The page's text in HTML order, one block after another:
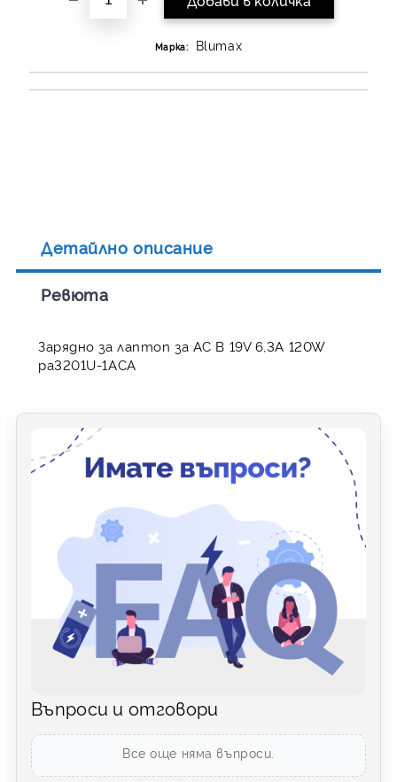
Марка: Blumax
Детайлно описание
Ревюта
Зарядно за лаптоп за AC B 19V 6,3A 120W
pa3201U-1ACA
Въпроси и отговори
Все още няма въпроси.